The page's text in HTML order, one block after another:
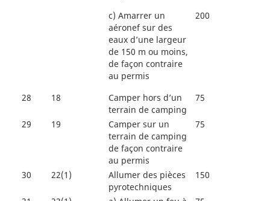
c) Amarrer un
aéronef sur des
eaux d’une largeur
de 150 m ou moins,
de façon contraire
au permis
200
28 18
Camper hors d’un
terrain de camping
75
29 19
Camper sur un
terrain de camping
de façon contraire
au permis
75
30 22(1)
Allumer des pièces
pyrotechniques
150